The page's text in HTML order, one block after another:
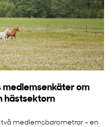
medlemsenkäter om
hästsektorn
två medlemsbarometrar – en